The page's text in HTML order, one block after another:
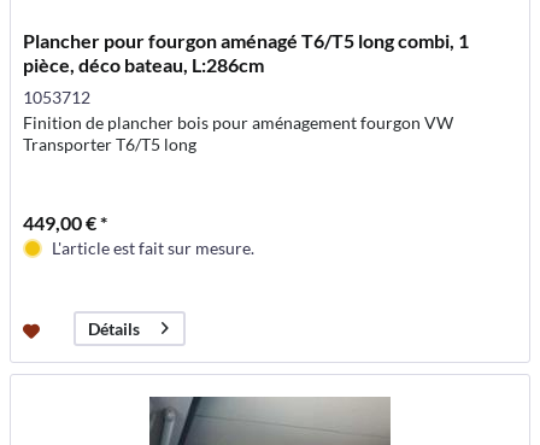
Plancher pour fourgon aménagé T6/T5 long combi, 1
pièce, déco bateau, L:286cm
1053712
Finition de plancher bois pour aménagement fourgon VW
Transporter T6/T5 long
449,00 € *
L'article est fait sur mesure.
Détails